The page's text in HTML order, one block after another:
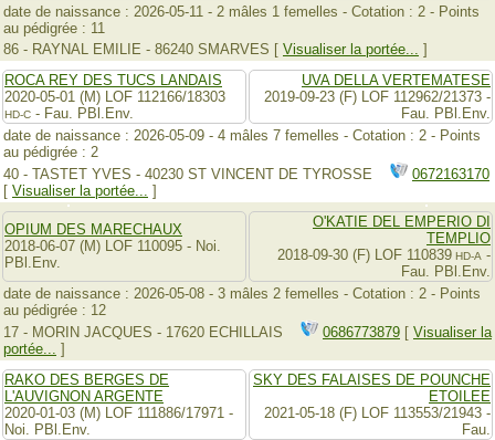
date de naissance : 2026-05-11 - 2 mâles 1 femelles - Cotation : 2 - Points
au pédigrée : 11
86 - RAYNAL EMILIE - 86240 SMARVES [ Visualiser la portée... ]
ROCA REY DES TUCS LANDAIS
2020-05-01 (M) LOF 112166/18303
HD-C - Fau. PBl.Env.
UVA DELLA VERTEMATESE
2019-09-23 (F) LOF 112962/21373 -
Fau. PBl.Env.
date de naissance : 2026-05-09 - 4 mâles 7 femelles - Cotation : 2 - Points
au pédigrée : 2
40 - TASTET YVES - 40230 ST VINCENT DE TYROSSE
0672163170
[ Visualiser la portée... ]
OPIUM DES MARECHAUX
2018-06-07 (M) LOF 110095 - Noi.
PBl.Env.
O'KATIE DEL EMPERIO DI
TEMPLIO
2018-09-30 (F) LOF 110839 HD-A -
Fau. PBl.Env.
date de naissance : 2026-05-08 - 3 mâles 2 femelles - Cotation : 2 - Points
au pédigrée : 12
17 - MORIN JACQUES - 17620 ECHILLAIS
0686773879 [ Visualiser la
portée... ]
RAKO DES BERGES DE
L'AUVIGNON ARGENTE
2020-01-03 (M) LOF 111886/17971 -
Noi. PBl.Env.
SKY DES FALAISES DE POUNCHE
ETOILEE
2021-05-18 (F) LOF 113553/21943 -
Fau.